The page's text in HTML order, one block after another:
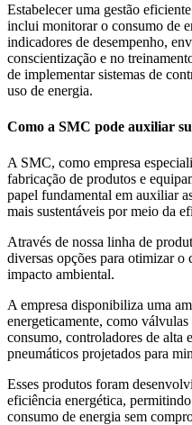
Estabelecer uma gestão
inclui monitorar o consumo de
indicadores de desempenho,
conscientização e no
de implementar sistemas de
uso de energia.
Como a SMC pode auxiliar
A SMC, como empresa
fabricação de produtos e
papel fundamental em auxiliar
mais sustentáveis por meio da
Através de nossa linha de
diversas opções para otimizar o
impacto ambiental.
A empresa disponibiliza uma
energeticamente, como
consumo, controladores de alta
pneumáticos projetados para
Esses produtos foram
eficiência energética,
consumo de energia sem